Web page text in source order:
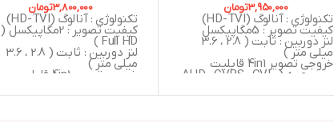
3,950,000تومان
تکنولوژی : آنالوگ (HD-TVI)
کیفیت تصویر : 5مگاپیکسل
لنز دوربین : ثابت ( 2.8 ، 3.6
میلی متر )
خروجی تصویر 4in1 قابلیت
سوییچ به ( AHD , CVBS , CVI ,
استاندارد : IP67
3,800,000تومان
تکنولوژی : آنالوگ (HD-TVI)
کیفیت تصویر : 2مگاپیکسل (
Full HD )
لنز دوربین : ثابت ( 2.8 ، 3.6
میلی متر )
خروجی تصویر 4in1 قابلیت
TVI )